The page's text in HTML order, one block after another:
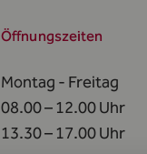
Öffnungszeiten
Montag - Freitag
08.00 – 12.00 Uhr
13.30 – 17.00 Uhr